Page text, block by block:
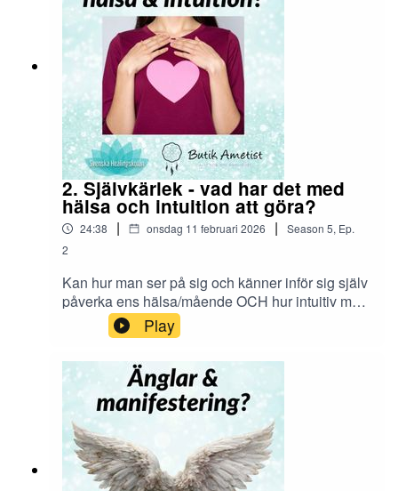
2. Självkärlek - vad har det med
hälsa och intuition att göra?
24:38 | onsdag 11 februari 2026 | Season 5, Ep.
2
Kan hur man ser på sig och känner inför sig själv
påverka ens hälsa/mående OCH hur intuitiv man
är? Japp! I podavsnittet finns även en fin övning
för att stärka ditt hjärtchakra.
Play